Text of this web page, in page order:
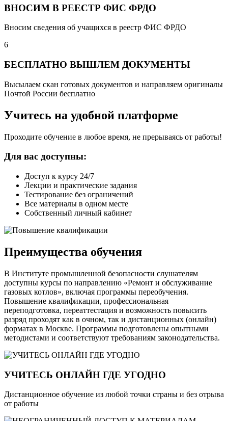
ВНОСИМ В РЕЕСТР ФИС ФРДО
Вносим сведения об учащихся в реестр ФИС ФРДО
6
БЕСПЛАТНО ВЫШЛЕМ ДОКУМЕНТЫ
Высылаем скан готовых документов и направляем оригиналы
Почтой России бесплатно
Учитесь на удобной платформе
Проходите обучение в любое время, не прерываясь от работы!
Для вас доступны:
Доступ к курсу 24/7
Лекции и практические задания
Тестирование без ограничений
Все материалы в одном месте
Собственный личный кабинет
Преимущества обучения
В Институте промышленной безопасности слушателям
доступны курсы по направлению «Ремонт и обслуживание
газовых котлов», включая программы переобучения.
Повышение квалификации, профессиональная
переподготовка, переаттестация и возможность повысить
разряд проходят как в очном, так и дистанционных (онлайн)
форматах в Москве. Программы подготовлены опытными
методистами и соответствуют требованиям законодательства.
УЧИТЕСЬ ОНЛАЙН ГДЕ УГОДНО
Дистанционное обучение из любой точки страны и без отрыва
от работы